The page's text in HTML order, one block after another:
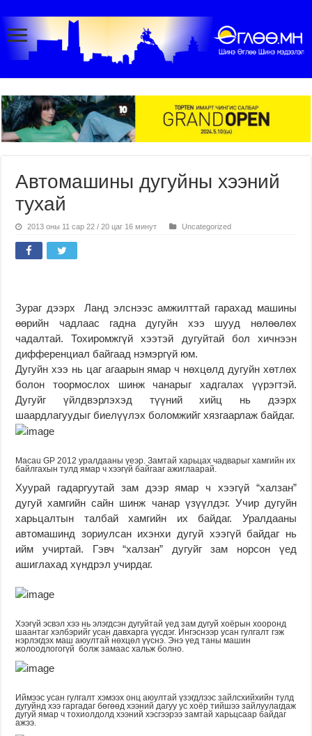
Автомашины дугуйны хээний
тухай
2013 оны 11 сар 22 / 20 цаг 16 минут Uncategorized
Зураг дээрх Ланд элснээс амжилттай гарахад машины
өөрийн чадлаас гадна дугуйн хээ шууд нөлөөлөх
чадалтай. Тохиромжгүй хээтэй дугуйтай бол хичнээн
дифференциал байгаад нэмэргүй юм.
Дугуйн хээ нь цаг агаарын ямар ч нөхцөлд дугуйн хөтлөх
болон тоормослох шинж чанарыг хадгалах үүрэгтэй.
Дугуйг үйлдвэрлэхэд түүний хийц нь дээрх
шаардлагуудыг биелүүлэх боломжийг хязгаарлаж байдаг.
Macau GP 2012 уралдааны үеэр. Замтай харьцах чадварыг хамгийн их
байлгахын тулд ямар ч хээгүй байгааг ажиглаарай.
Хуурай гадаргуутай зам дээр ямар ч хээгүй “халзан”
дугуй хамгийн сайн шинж чанар үзүүлдэг. Учир дугуйн
харьцалтын талбай хамгийн их байдаг. Уралдааны
автомашинд зориулсан ихэнхи дугуй хээгүй байдаг нь
ийм учиртай. Гэвч “халзан” дугуйг зам норсон үед
ашиглахад хүндрэл учирдаг.
Хээгүй эсвэл хээ нь элэгдсэн дугуйтай үед зам дугуй хоёрын хооронд
шаантаг хэлбэрийг усан давхарга үүсдэг. Ингэснээр усан гулгалт гэж
нэрлэгдэх маш аюултай нөхцөл үүснэ. Энэ үед таны машин
жолоодлогогүй болж замаас хальж болно.
Иймээс усан гулгалт хэмээх онц аюултай үзэгдлээс зайлсхийхийн тулд
дугуйнд хээ гаргадаг бөгөөд хээний дагуу ус хоёр тийшээ зайлуулагдаж
дугуй ямар ч тохиолдолд хээний хэсгээрээ замтай харьцсаар байдаг
ажээ.